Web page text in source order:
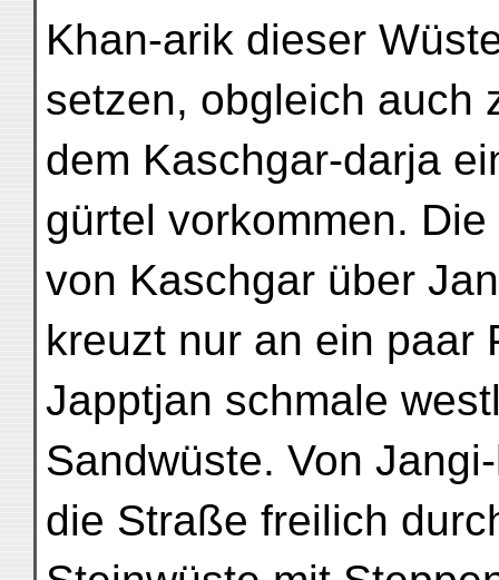
Khan-arik dieser
setzen, obgleich auch
dem Kaschgar-darja
gürtel vorkommen.
von Kaschgar über
kreuzt nur an ein paar
Japptjan schmale
Sandwüste. Von
die Straße freilich